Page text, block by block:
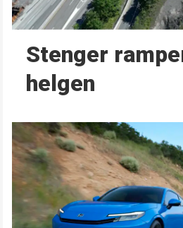
Stenger
helgen